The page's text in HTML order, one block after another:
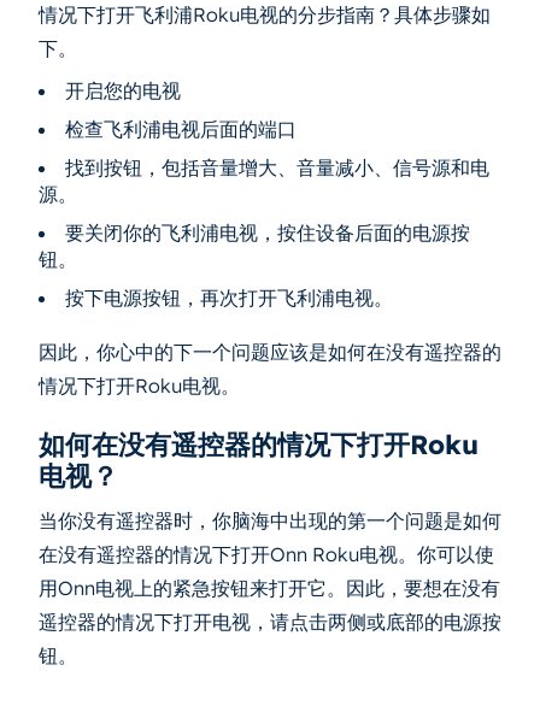
情况下打开飞利浦Roku电视的分步指南？具体步骤如
下。
开启您的电视
检查飞利浦电视后面的端口
找到按钮，包括音量增大、音量减小、信号源和电
源。
要关闭你的飞利浦电视，按住设备后面的电源按
钮。
按下电源按钮，再次打开飞利浦电视。
因此，你心中的下一个问题应该是如何在没有遥控器的
情况下打开Roku电视。
如何在没有遥控器的情况下打开Roku
电视？
当你没有遥控器时，你脑海中出现的第一个问题是如何
在没有遥控器的情况下打开Onn Roku电视。你可以使
用Onn电视上的紧急按钮来打开它。因此，要想在没有
遥控器的情况下打开电视，请点击两侧或底部的电源按
钮。